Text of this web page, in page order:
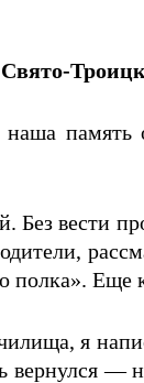
память
вести
полка».
я
вернулся